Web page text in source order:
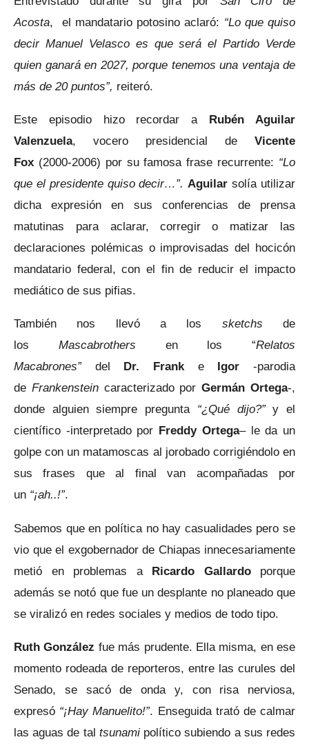
Acosta, el mandatario potosino aclaró: “Lo que quiso
decir Manuel Velasco es que será el Partido Verde
quien ganará en 2027, porque tenemos una ventaja de
más de 20 puntos”, reiteró.
Este episodio hizo recordar a Rubén Aguilar
Valenzuela, vocero presidencial de
Vicente
Fox (2000-2006) por su famosa frase recurrente: “Lo
que el presidente quiso decir…”. Aguilar solía utilizar
dicha expresión en sus conferencias de prensa
matutinas para aclarar, corregir o matizar las
declaraciones polémicas o improvisadas del hocicón
mandatario federal, con el fin de reducir el impacto
mediático de sus pifias.
También nos llevó a los sketchsde
los
Mascabrothers en los “Relatos
Macabrones”del Dr. Frank e Igor -parodia
de Frankenstein caracterizado porGermán Ortega-,
donde alguien siempre pregunta “¿Qué dijo?” y el
científico -interpretado por Freddy Ortega– le da un
golpe con un matamoscas al jorobado corrigiéndolo en
sus frases que al final van acompañadas por
un “¡ah..!”.
Sabemos que en política no hay casualidades pero se
vio que el exgobernador de Chiapas innecesariamente
metió en problemas a
Ricardo Gallardoporque
además se notó que fue un desplante no planeado que
se viralizó en redes sociales y medios de todo tipo.
Ruth González fue más prudente. Ella misma, en ese
momento rodeada de reporteros, entre las curules del
Senado, se sacó de onda y, con risa nerviosa,
expresó “¡Hay Manuelito!”. Enseguida trató de calmar
las aguas de tal tsunami político subiendo a sus redes